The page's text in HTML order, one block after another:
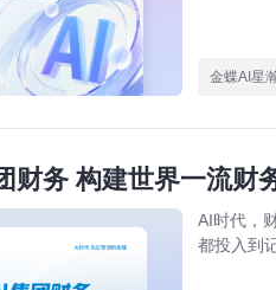
为企业
金蝶AI星
财务 构建世界一流财
AI时代，
都投入到